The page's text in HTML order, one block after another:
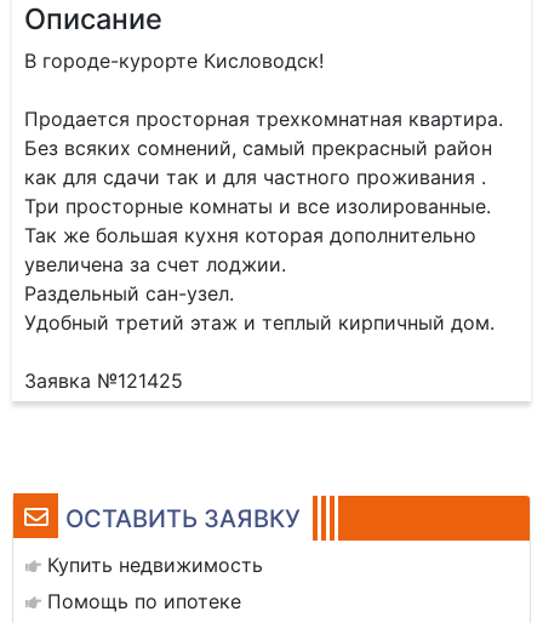
ОСТАВИТЬ ЗАЯВКУ
Купить недвижимость
Помощь по ипотеке
Описание
В городе-курорте Кисловодск!
Продается просторная трехкомнатная квартира.
Без всяких сомнений, самый прекрасный район
как для сдачи так и для частного проживания .
Три просторные комнаты и все изолированные.
Так же большая кухня которая дополнительно
увеличена за счет лоджии.
Раздельный сан-узел.
Удобный третий этаж и теплый кирпичный дом.
Заявка №121425